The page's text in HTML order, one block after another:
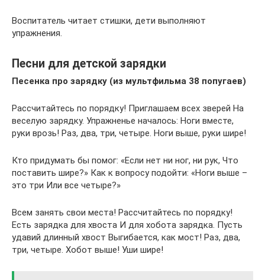
Воспитатель читает стишки, дети выполняют
упражнения.
Песни для детской зарядки
Песенка про зарядку (из мультфильма 38 попугаев)
Рассчитайтесь по порядку! Приглашаем всех зверей На
веселую зарядку. Упражненье началось: Ноги вместе,
руки врозь! Раз, два, три, четыре. Ноги выше, руки шире!
Кто придумать бы помог: «Если нет ни ног, ни рук, Что
поставить шире?» Как к вопросу подойти: «Ноги выше –
это три Или все четыре?»
Всем занять свои места! Рассчитайтесь по порядку!
Есть зарядка для хвоста И для хобота зарядка. Пусть
удавий длинный хвост Выгибается, как мост! Раз, два,
три, четыре. Хобот выше! Уши шире!